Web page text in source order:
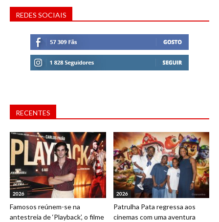
REDES SOCIAIS
RECENTES
2026
Famosos reúnem-se na
antestreia de ‘Playback’, o filme
2026
Patrulha Pata regressa aos
cinemas com uma aventura